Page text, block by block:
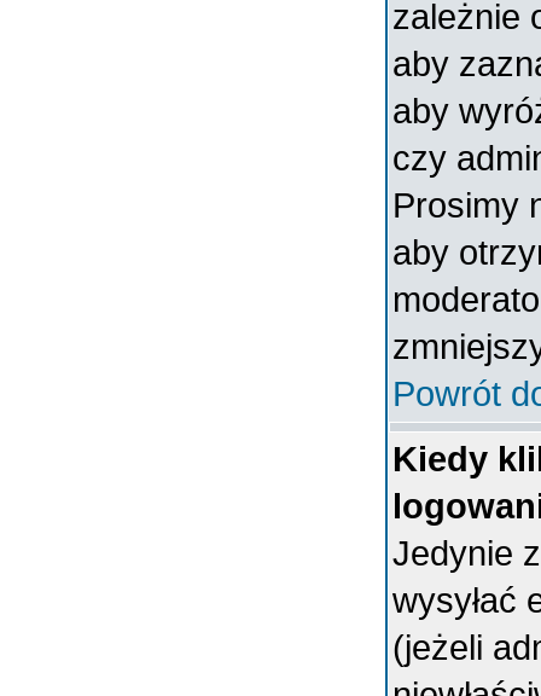
zależnie
aby
aby
czy
Prosimy
aby
Powrót
Kiedy
Jedynie
wysyłać
(jeżeli